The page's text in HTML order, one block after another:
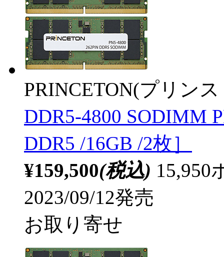
PRINCETON(プリン
DDR5-4800 SODIMM
DDR5 /16GB /2枚］
¥159,500(税込) 15,950
2023/09/12発売
お取り寄せ